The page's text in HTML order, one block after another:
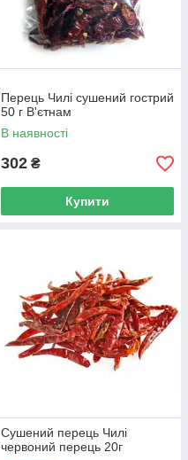
Перець Чилі сушений гострий
50 г В'єтнам
В наявності
302 ₴
Купити
Сушений перець Чилі
червоний перець 20г